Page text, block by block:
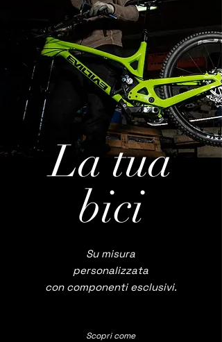
La tua
bici
Su misura
personalizzata
con componenti esclusivi.
Scopri come